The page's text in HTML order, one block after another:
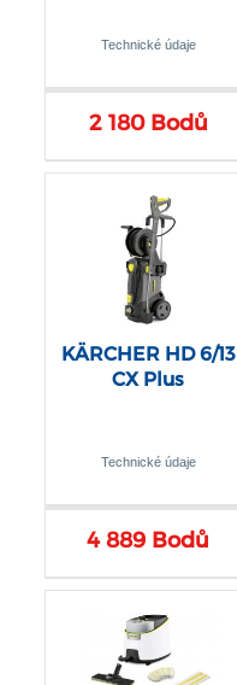
Technické údaje
2 180 Bodů
KÄRCHER HD 6/13
CX Plus
Technické údaje
4 889 Bodů